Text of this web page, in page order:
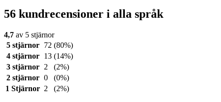
56 kundrecensioner i alla språk
4,7 av 5 stjärnor
5 stjärnor
72 (80%)
4 stjärnor
13 (14%)
3 stjärnor
2
(2%)
2 stjärnor 0
(0%)
1 Stjärnor 2 (2%)